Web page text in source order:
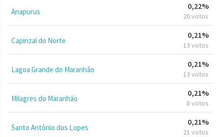
Anapurus
0,22%
20 votos
Capinzal do Norte
0,21%
13 votos
Lagoa Grande do Maranhão
0,21%
13 votos
Milagres do Maranhão
0,21%
8 votos
Santo Antônio dos Lopes
0,21%
21 votos